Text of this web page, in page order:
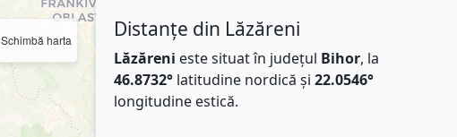
Schimbă harta Distanțe din Lăzăreni
Lăzăreni este situat în județul Bihor, la
46.8732°latitudine nordică și 22.0546°
longitudine estică.